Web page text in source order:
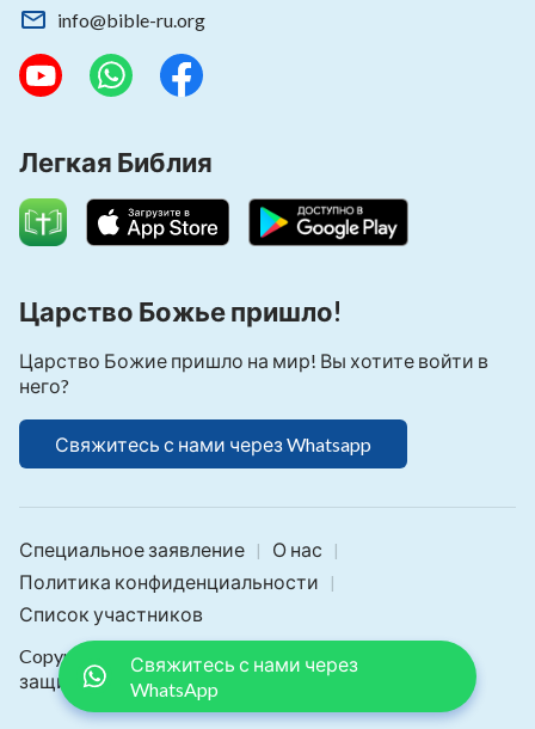
info@bible-ru.org
Легкая Библия
Царство Божье пришло!
Царство Божие пришло на мир! Вы хотите войти в
него?
Свяжитесь с нами через Whatsapp
Специальное заявление | О нас |
Политика конфиденциальности |
Список участников
Copyright © 2026Библия Онлайн . Все права
защищены.
Свяжитесь с нами через
WhatsApp